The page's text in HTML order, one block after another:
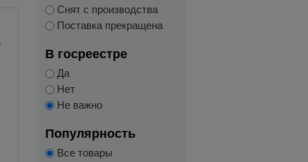
Снят с производства
Поставка прекращена
В госреестре
Да
Нет
Не важно
Популярность
Все товары